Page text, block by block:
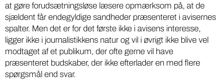
at gøre forudsætningsløse læsere opmærksom på, at de
sjældent får endegyldige sandheder præsenteret i avisernes
spalter. Men det er for det første ikke i avisens interesse,
ligger ikke i journalistikkens natur og vil i øvrigt ikke blive vel
modtaget af et publikum, der ofte gerne vil have
præsenteret budskaber, der ikke efterlader en med flere
spørgsmål end svar.